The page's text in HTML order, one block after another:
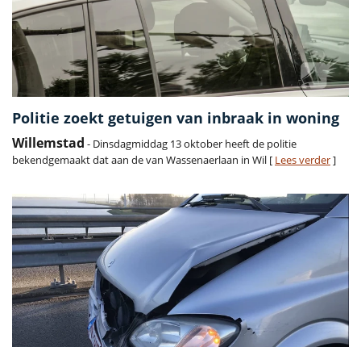
Politie zoekt getuigen van inbraak in woning
Willemstad - Dinsdagmiddag 13 oktober heeft de politie
bekendgemaakt dat aan de van Wassenaerlaan in Wil [ Lees verder]